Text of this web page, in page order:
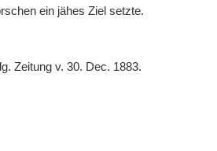
ein jähes Ziel setzte.
Zeitung v. 30. Dec. 1883.